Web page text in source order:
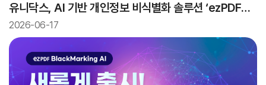
유니닥스, AI 기반 개인정보 비식별화 솔루션 ‘ezPDF
BlackMarking AI’ 출시
2026-06-17